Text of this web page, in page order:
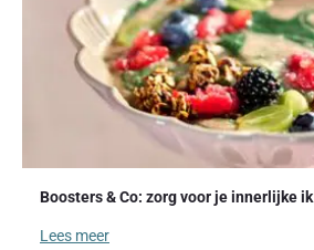
Boosters & Co: zorg voor je innerlijke ik
Lees meer